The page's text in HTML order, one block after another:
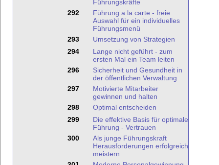
Führungskräfte
292
Führung a la carte - freie
Auswahl für ein individuelles
Führungsmenü
293
Umsetzung von Strategien
294
Lange nicht geführt - zum
ersten Mal ein Team leiten
296
Sicherheit und Gesundheit in
der öffentlichen Verwaltung
297
Motivierte Mitarbeiter
gewinnen und halten
298
Optimal entscheiden
299
Die effektive Basis für optimale
Führung - Vertrauen
300
Als junge Führungskraft
Herausforderungen erfolgreich
meistern